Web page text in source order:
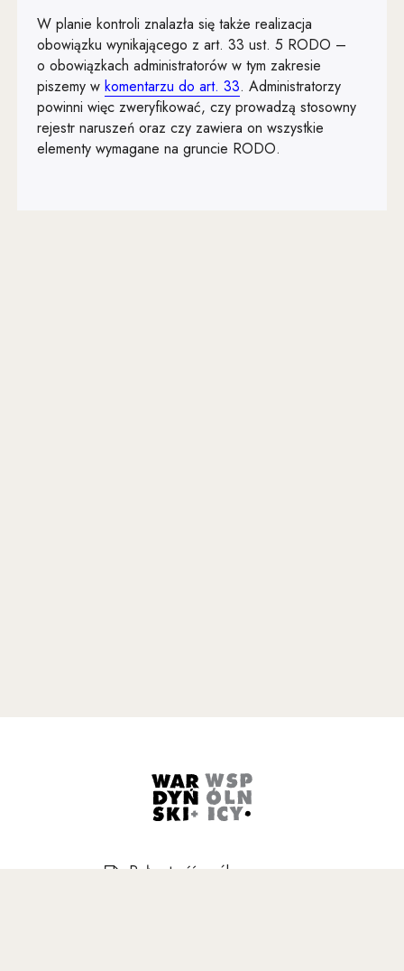
W planie kontroli znalazła się także realizacja
obowiązku wynikającego z art. 33 ust. 5 RODO –
o obowiązkach administratorów w tym zakresie
piszemy w komentarzu do art. 33. Administratorzy
powinni więc zweryfikować, czy prowadzą stosowny
rejestr naruszeń oraz czy zawiera on wszystkie
elementy wymagane na gruncie RODO.
Pełna treść ogólnego